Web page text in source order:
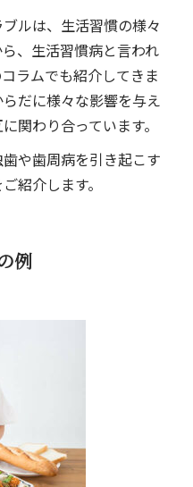
ルは、生活習慣の様々
、生活習慣病と言われ
ラムでも紹介してきま
だに様々な影響を与え
関わり合っています。
や歯周病を引き起こす
紹介します。
例